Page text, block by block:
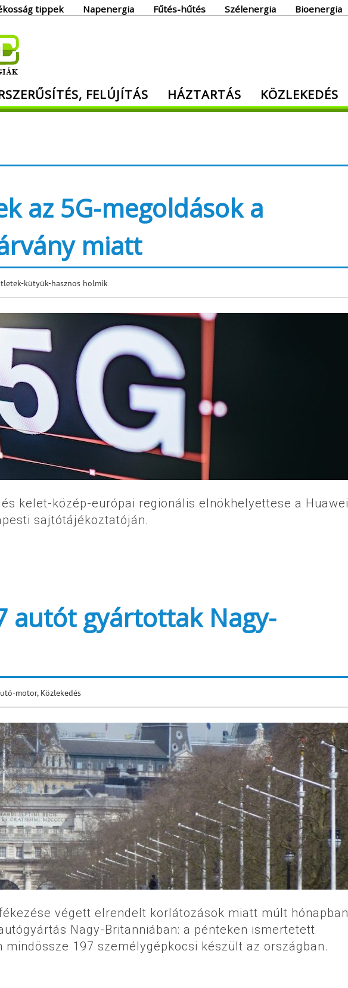
tippek Napenergia Fűtés-hűtés Szélenergia Bioenergia
Minden, ami energia!
FELÚJÍTÁS HÁZTARTÁS KÖZLEKEDÉS
az 5G-megoldások a
miatt
kütyük-hasznos holmik
kelet-közép-európai regionális elnökhelyettese a Huawei
sajtótájékoztatóján.
autót gyártottak Nagy-
motor, Közlekedés
végett elrendelt korlátozások miatt múlt hónapban
Nagy-Britanniában: a pénteken ismertetett
197 személygépkocsi készült az országban.